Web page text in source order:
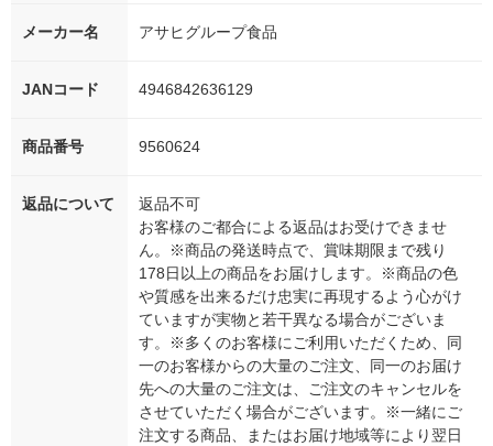
メーカー名 アサヒグループ食品
JANコード 4946842636129
商品番号 9560624
返品について
返品不可
お客様のご都合による返品はお受けできませ
ん。※商品の発送時点で、賞味期限まで残り
178日以上の商品をお届けします。※商品の色
や質感を出来るだけ忠実に再現するよう心がけ
ていますが実物と若干異なる場合がございま
す。※多くのお客様にご利用いただくため、同
一のお客様からの大量のご注文、同一のお届け
先への大量のご注文は、ご注文のキャンセルを
させていただく場合がございます。※一緒にご
注文する商品、またはお届け地域等により翌日